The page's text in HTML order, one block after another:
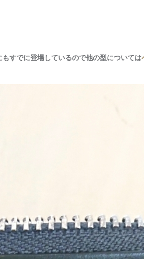
すでに登場しているので他の型については